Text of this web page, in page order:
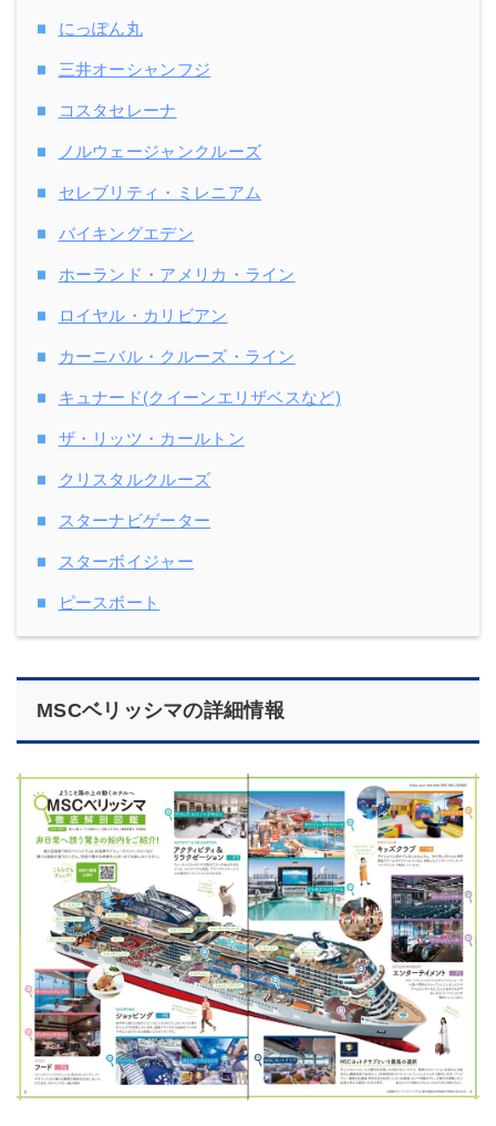
にっぽん丸
三井オーシャンフジ
コスタセレーナ
ノルウェージャンクルーズ
セレブリティ・ミレニアム
バイキングエデン
ホーランド・アメリカ・ライン
ロイヤル・カリビアン
カーニバル・クルーズ・ライン
キュナード(クイーンエリザベスなど)
ザ・リッツ・カールトン
クリスタルクルーズ
スターナビゲーター
スターボイジャー
ピースボート
MSCベリッシマの詳細情報